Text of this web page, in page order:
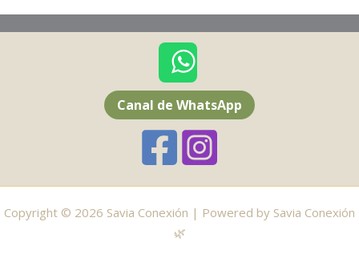
Canal de WhatsApp
Copyright © 2026 Savia Conexión | Powered by Savia Conexión
🌿